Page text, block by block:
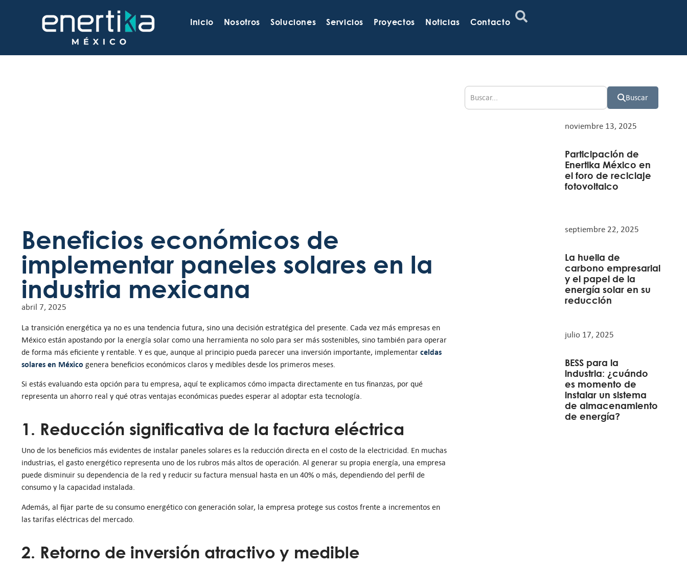
Inicio Nosotros Soluciones Servicios Proyectos Noticias Contacto
Beneficios económicos de
implementar paneles solares en la
industria mexicana
abril 7, 2025
La transición energética ya no es una tendencia futura, sino una decisión estratégica del presente. Cada vez más empresas en
México están apostando por la energía solar como una herramienta no solo para ser más sostenibles, sino también para operar
de forma más eficiente y rentable. Y es que, aunque al principio pueda parecer una inversión importante, implementar celdas
solares en México genera beneficios económicos claros y medibles desde los primeros meses.
Si estás evaluando esta opción para tu empresa, aquí te explicamos cómo impacta directamente en tus finanzas, por qué
representa un ahorro real y qué otras ventajas económicas puedes esperar al adoptar esta tecnología.
1. Reducción significativa de la factura eléctrica
Uno de los beneficios más evidentes de instalar paneles solares es la reducción directa en el costo de la electricidad. En muchas
industrias, el gasto energético representa uno de los rubros más altos de operación. Al generar su propia energía, una empresa
puede disminuir su dependencia de la red y reducir su factura mensual hasta en un 40% o más, dependiendo del perfil de
consumo y la capacidad instalada.
Además, al fijar parte de su consumo energético con generación solar, la empresa protege sus costos frente a incrementos en
las tarifas eléctricas del mercado.
2. Retorno de inversión atractivo y medible
Buscar
noviembre 13, 2025
Participación de
Enertika México en
el foro de reciclaje
fotovoltaico
septiembre 22, 2025
La huella de
carbono empresarial
y el papel de la
energía solar en su
reducción
julio 17, 2025
BESS para la
industria: ¿cuándo
es momento de
instalar un sistema
de almacenamiento
de energía?